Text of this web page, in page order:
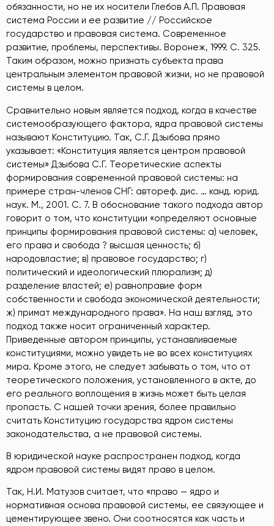
обязанности, но не их носители Глебов А.П. Правовая
система России и ее развитие // Российское
государство и правовая система. Современное
развитие, проблемы, перспективы. Воронеж, 1999. С. 325.
Таким образом, можно признать субъекта права
центральным элементом правовой жизни, но не правовой
системы в целом.
Сравнительно новым является подход, когда в качестве
системообразующего фактора, ядра правовой системы
называют Конституцию. Так, С.Г. Дзыбова прямо
указывает: «Конституция является центром правовой
системы» Дзыбова С.Г. Теоретические аспекты
формирования современной правовой системы: на
примере стран-членов СНГ: автореф. дис. … канд. юрид.
наук. М., 2001. С. 7. В обоснование такого подхода автор
говорит о том, что конституции «определяют основные
принципы формирования правовой системы: а) человек,
его права и свобода ? высшая ценность; б)
народовластие; в) правовое государство; г)
политический и идеологический плюрализм; д)
разделение властей; е) равноправие форм
собственности и свобода экономической деятельности;
ж) примат международного права». На наш взгляд, это
подход также носит ограниченный характер.
Приведенные автором принципы, устанавливаемые
конституциями, можно увидеть не во всех конституциях
мира. Кроме этого, не следует забывать о том, что от
теоретического положения, установленного в акте, до
его реального воплощения в жизнь может быть целая
пропасть. С нашей точки зрения, более правильно
считать Конституцию государства ядром системы
законодательства, а не правовой системы.
В юридической науке распространен подход, когда
ядром правовой системы видят право в целом.
Так, Н.И. Матузов считает, что «право — ядро и
нормативная основа правовой системы, ее связующее и
цементирующее звено. Они соотносятся как часть и